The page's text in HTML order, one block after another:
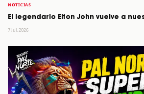
NOTICIAS
El legendario Elton John vuelve a
7 Jul, 2026